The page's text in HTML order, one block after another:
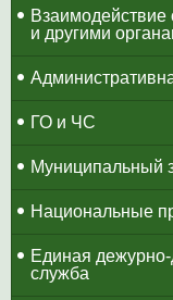
и другими
ГО и ЧС
Муниципальный
Национальные
​Единая дежурно-
служба